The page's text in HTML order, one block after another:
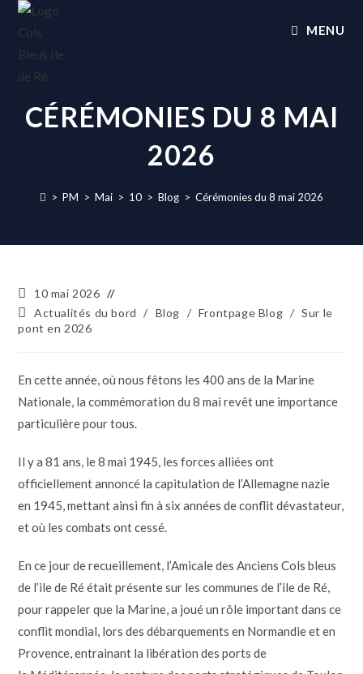
MENU
CÉRÉMONIES DU 8 MAI
2026
> PM > Mai > 10 > Blog > Cérémonies du 8 mai 2026
10 mai 2026
Actualités du bord
/ Blog / Frontpage Blog / Sur le
pont en 2026
En cette année, où nous fêtons les 400 ans de la Marine
Nationale, la commémoration du 8 mai revêt une importance
particulière pour tous.
Il y a 81 ans, le 8 mai 1945, les forces alliées ont
officiellement annoncé la capitulation de l’Allemagne nazie
en 1945, mettant ainsi fin à six années de conflit dévastateur,
et où les combats ont cessé.
En ce jour de recueillement, l’Amicale des Anciens Cols bleus
de l’ile de Ré était présente sur les communes de l’ile de Ré,
pour rappeler que la Marine, a joué un rôle important dans ce
conflit mondial, lors des débarquements en Normandie et en
Provence, entrainant la libération des ports de